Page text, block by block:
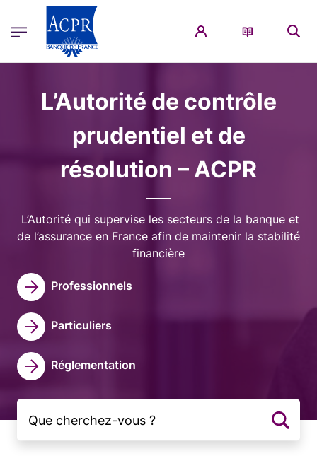
ACPR Menu Principal (French)
Image
L’Autorité de contrôle
prudentiel et de
résolution – ACPR
L’Autorité qui supervise les secteurs de la banque et
de l’assurance en France afin de maintenir la stabilité
financière
Professionnels
Particuliers
Réglementation